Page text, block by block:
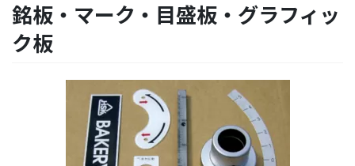
銘板・マーク・目盛板・グラフィッ
ク板